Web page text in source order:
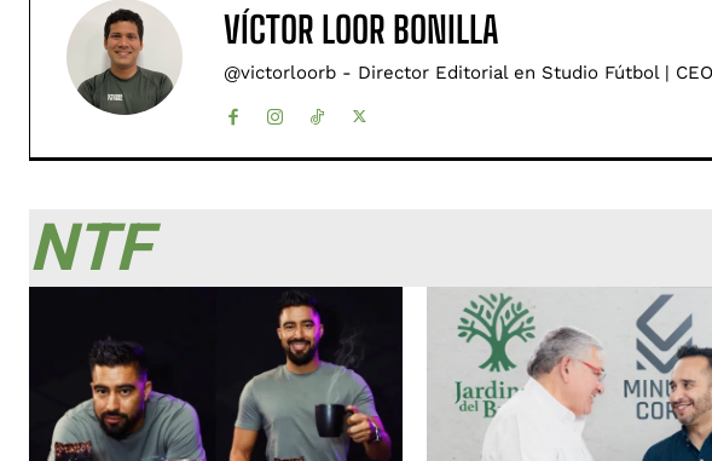
VÍCTOR LOOR BONILLA
@victorloorb - Director Editorial en Studio Fútbol |
NTF